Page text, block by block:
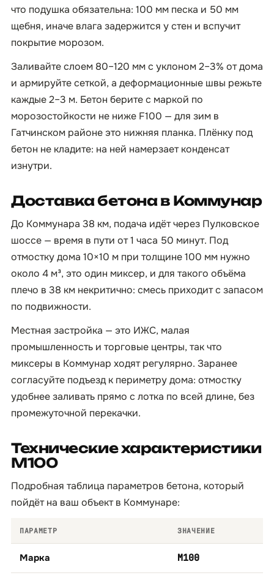
что подушка обязательна: 100 мм песка и 50 мм
щебня, иначе влага задержится у стен и вспучит
покрытие морозом.
Заливайте слоем 80–120 мм с уклоном 2–3% от дома
и армируйте сеткой, а деформационные швы режьте
каждые 2–3 м. Бетон берите с маркой по
морозостойкости не ниже F100 — для зим в
Гатчинском районе это нижняя планка. Плёнку под
бетон не кладите: на ней намерзает конденсат
изнутри.
Доставка бетона в Коммунар
До Коммунара 38 км, подача идёт через Пулковское
шоссе — время в пути от 1 часа 50 минут. Под
отмостку дома 10×10 м при толщине 100 мм нужно
около 4 м³, это один миксер, и для такого объёма
плечо в 38 км некритично: смесь приходит с запасом
по подвижности.
Местная застройка — это ИЖС, малая
промышленность и торговые центры, так что
миксеры в Коммунар ходят регулярно. Заранее
согласуйте подъезд к периметру дома: отмостку
удобнее заливать прямо с лотка по всей длине, без
промежуточной перекачки.
Технические характеристики
М100
Подробная таблица параметров бетона, который
пойдёт на ваш объект в Коммунаре:
ПАРАМЕТР ЗНАЧЕНИЕ
Марка М100